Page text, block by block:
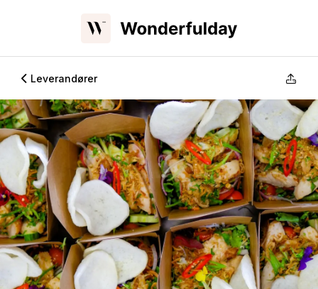
Leverandører